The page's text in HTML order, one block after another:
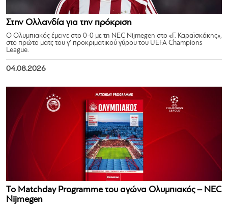
Στην Ολλανδία για την πρόκριση
Ο Ολυμπιακός έμεινε στο 0-0 με τη NEC Nijmegen στο «Γ. Καραϊσκάκης»,
στο πρώτο ματς του γ’ προκριματικού γύρου του UEFA Champions
League.
04.08.2026
Το Matchday Programme του αγώνα Ολυμπιακός – NEC
Nijmegen